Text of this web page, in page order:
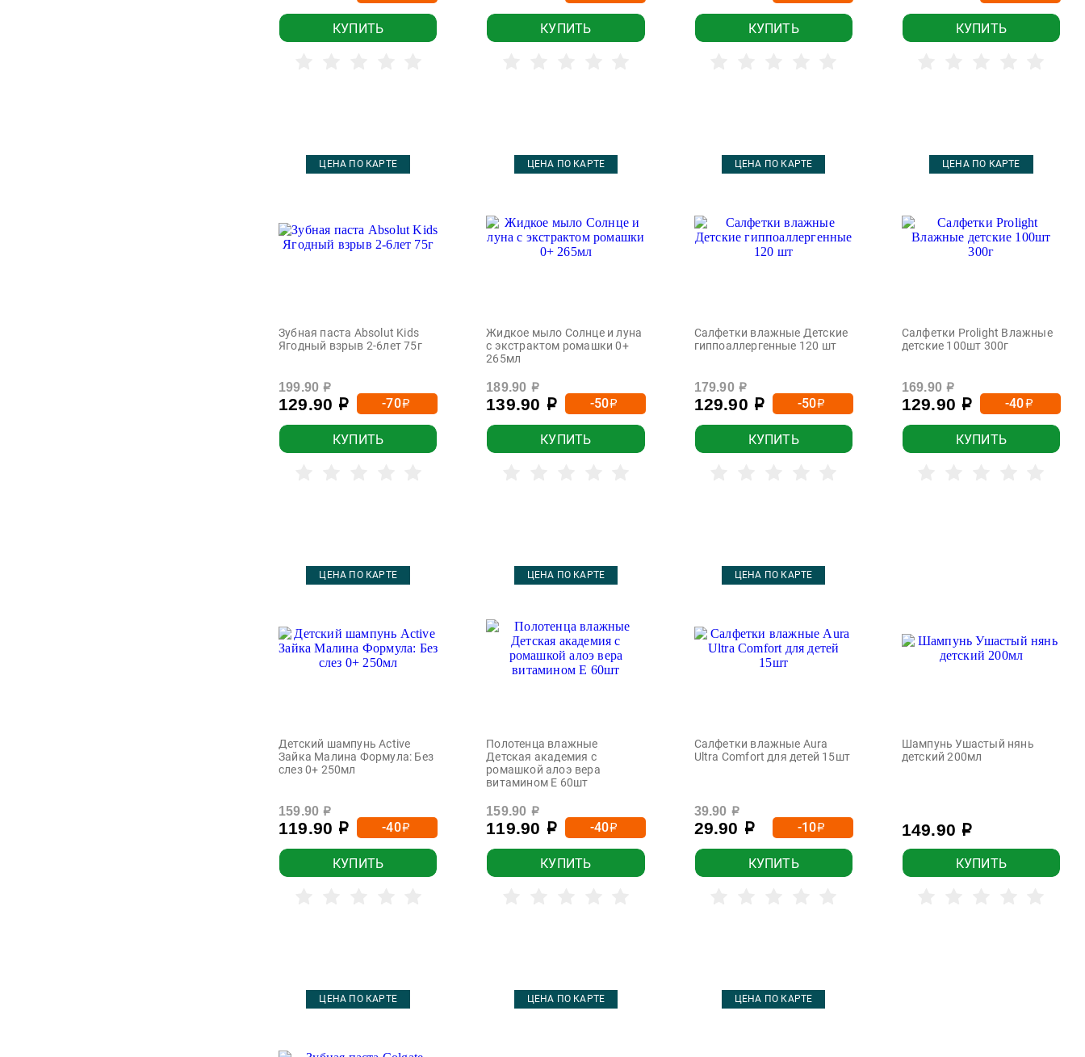
КУПИТЬ КУПИТЬ КУПИТЬ КУПИТЬ
ЦЕНА ПО КАРТЕ
Зубная паста Absolut Kids
Ягодный взрыв 2-6лет 75г
199.90 р
129.90 р -70р
КУПИТЬ
ЦЕНА ПО КАРТЕ
Жидкое мыло Солнце и луна
с экстрактом ромашки 0+
265мл
189.90 р
139.90 р -50р
КУПИТЬ
ЦЕНА ПО КАРТЕ
Салфетки влажные Детские
гиппоаллергенные 120 шт
179.90 р
129.90 р -50р
КУПИТЬ
ЦЕНА ПО КАРТЕ
Салфетки Prolight Влажные
детские 100шт 300г
169.90 р
129.90 р -40р
КУПИТЬ
ЦЕНА ПО КАРТЕ
Детский шампунь Active
Зайка Малина Формула: Без
слез 0+ 250мл
159.90 р
119.90 р -40р
КУПИТЬ
ЦЕНА ПО КАРТЕ
Полотенца влажные
Детская академия с
ромашкой алоэ вера
витамином Е 60шт
159.90 р
119.90 р -40р
КУПИТЬ
ЦЕНА ПО КАРТЕ
Салфетки влажные Aura
Ultra Comfort для детей 15шт
39.90 р
29.90 р -10р
КУПИТЬ
Шампунь Ушастый нянь
детский 200мл
149.90 р
КУПИТЬ
ЦЕНА ПО КАРТЕ ЦЕНА ПО КАРТЕ ЦЕНА ПО КАРТЕ